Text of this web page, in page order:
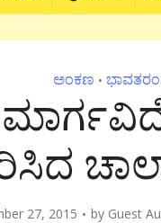
ಅಂಕಣ •
27, 2015 by Guest